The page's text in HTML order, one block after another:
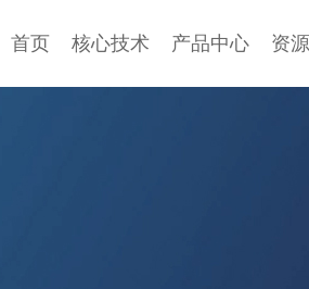
首页 核心技术 产品中心 资